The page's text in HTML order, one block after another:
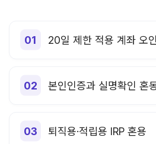
20일 제한 적용 계좌 오인
본인인증과 실명확인 혼
퇴직용·적립용 IRP 혼용